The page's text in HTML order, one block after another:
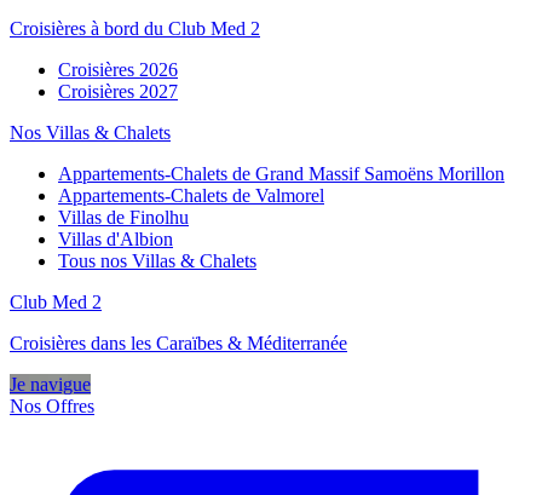
Croisières à bord du Club Med 2
Croisières 2026
Croisières 2027
Nos Villas & Chalets
Appartements-Chalets de Grand Massif Samoëns Morillon
Appartements-Chalets de Valmorel
Villas de Finolhu
Villas d'Albion
Tous nos Villas & Chalets
Club Med 2
Croisières dans les Caraïbes & Méditerranée
Je navigue
Nos Offres